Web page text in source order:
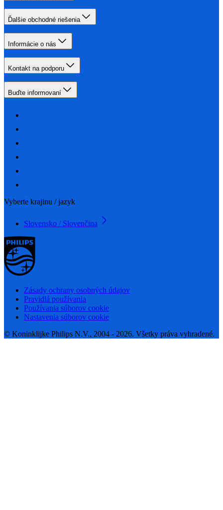
Ďalšie obchodné riešenia
Informácie o nás
Kontakt na podporu
Buďte informovaní
Vyberte krajinu / jazyk
Slovensko / Slovenčina
Zásady ochrany osobných údajov
Pravidlá používania
Používania súborov cookie
Nastavenia súborov cookie
© Koninklijke Philips N.V., 2004 - 2026. Všetky práva vyhradené.